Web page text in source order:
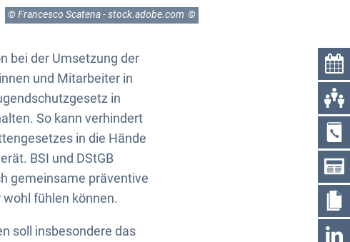
© Francesco Scatena - stock.adobe.com
bei der Umsetzung der
und Mitarbeiter in
in
So kann verhindert
in die Hände
BSI und DStGB
gemeinsame präventive
fühlen können.
soll insbesondere das